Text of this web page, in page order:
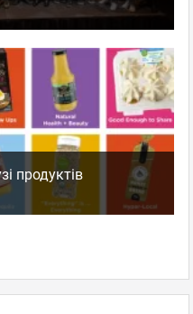
продуктів